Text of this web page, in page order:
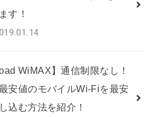
す！
WiMAX】通信制限なし！
安値のモバイルWi-Fiを最安
込む方法を紹介！